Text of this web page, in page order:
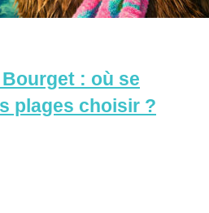
: où se
plages choisir ?